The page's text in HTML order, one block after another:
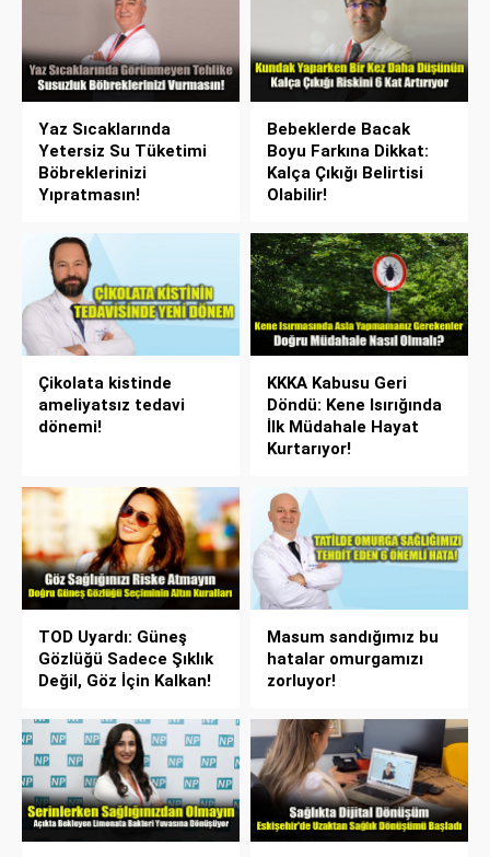
Yaz Sıcaklarında
Yetersiz Su Tüketimi
Böbreklerinizi
Yıpratmasın!
Bebeklerde Bacak
Boyu Farkına Dikkat:
Kalça Çıkığı Belirtisi
Olabilir!
Çikolata kistinde
ameliyatsız tedavi
dönemi!
KKKA Kabusu Geri
Döndü: Kene Isırığında
İlk Müdahale Hayat
Kurtarıyor!
TOD Uyardı: Güneş
Gözlüğü Sadece Şıklık
Değil, Göz İçin Kalkan!
Masum sandığımız bu
hatalar omurgamızı
zorluyor!